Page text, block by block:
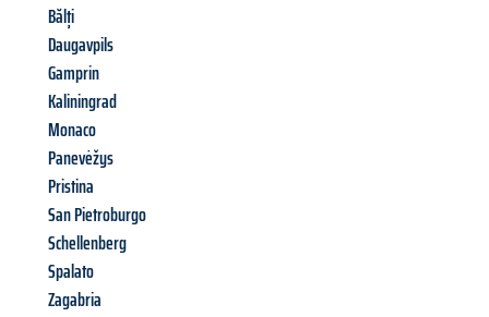
Bălți
Daugavpils
Gamprin
Kaliningrad
Monaco
Panevėžys
Pristina
San Pietroburgo
Schellenberg
Spalato
Zagabria